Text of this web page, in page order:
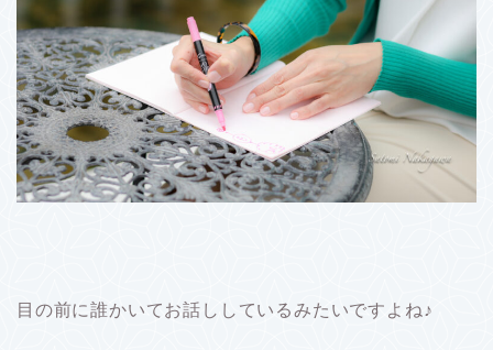
目の前に誰かいてお話ししているみたいですよね♪